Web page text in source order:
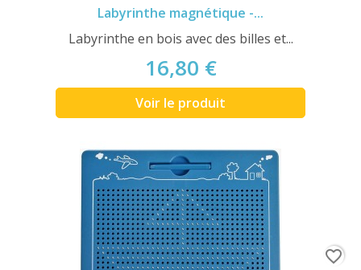
Labyrinthe magnétique -...
Labyrinthe en bois avec des billes et...
16,80 €
Voir le produit
favorite_border